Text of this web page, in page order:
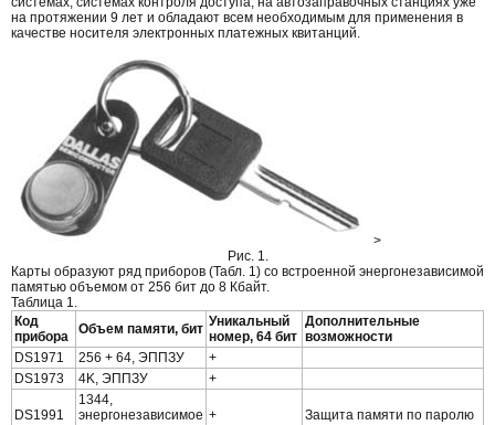
на протяжении 9 лет и обладают всем необходимым для применения в
качестве носителя электронных платежных квитанций.
>
Рис. 1.
Карты образуют ряд приборов (Табл. 1) со встроенной энергонезависимой
памятью объемом от 256 бит до 8 Кбайт.
Таблица 1.
Код
прибора
Объем памяти, бит Уникальный
номер, 64 бит
Дополнительные
возможности
DS1971
256 + 64, ЭППЗУ
+
DS1973
4K, ЭППЗУ +
DS1991
1344,
энергонезависимое + Защита памяти по паролю